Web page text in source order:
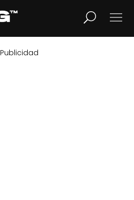
LIFESTYLE
Publicidad